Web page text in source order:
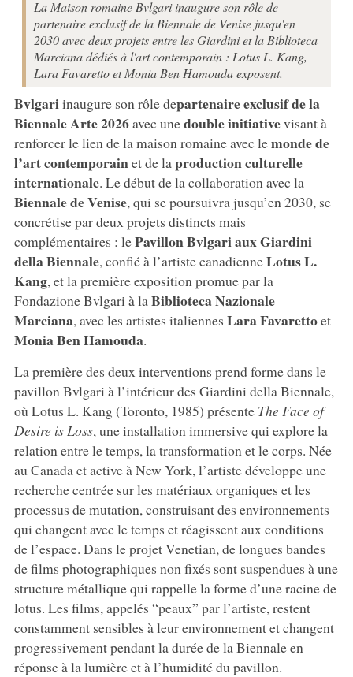
La Maison romaine Bvlgari inaugure son rôle de
partenaire exclusif de la Biennale de Venise jusqu'en
2030 avec deux projets entre les Giardini et la Biblioteca
Marciana dédiés à l'art contemporain : Lotus L. Kang,
Lara Favaretto et Monia Ben Hamouda exposent.
Bvlgariinaugure son rôle departenaire exclusif de la
Biennale Arte 2026avec unedouble initiativevisant à
renforcer le lien de la maison romaine avec lemonde de
l’art contemporainet de la production culturelle
internationale. Le début de la collaboration avec la
Biennale de Venise, qui se poursuivra jusqu’en 2030, se
concrétise par deux projets distincts mais
complémentaires : lePavillon Bvlgari aux Giardini
della Biennale, confié à l’artiste canadienneLotus L.
Kang, et la première exposition promue par la
Fondazione Bvlgari à la Biblioteca Nazionale
Marciana, avec les artistes italiennes Lara Favarettoet
Monia Ben Hamouda.
La première des deux interventions prend forme dans le
pavillon Bvlgari à l’intérieur des Giardini della Biennale,
où Lotus L. Kang (Toronto, 1985) présente The Face of
Desire is Loss, une installation immersive qui explore la
relation entre le temps, la transformation et le corps. Née
au Canada et active à New York, l’artiste développe une
recherche centrée sur les matériaux organiques et les
processus de mutation, construisant des environnements
qui changent avec le temps et réagissent aux conditions
de l’espace. Dans le projet Venetian, de longues bandes
de films photographiques non fixés sont suspendues à une
structure métallique qui rappelle la forme d’une racine de
lotus. Les films, appelés “peaux” par l’artiste, restent
constamment sensibles à leur environnement et changent
progressivement pendant la durée de la Biennale en
réponse à la lumière et à l’humidité du pavillon.